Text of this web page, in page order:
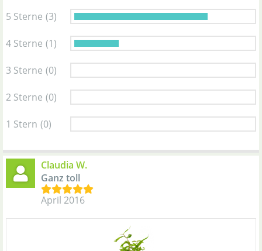
5 Sterne (3)
4 Sterne (1)
3 Sterne (0)
2 Sterne (0)
1 Stern (0)
Claudia W.
Ganz toll
April 2016